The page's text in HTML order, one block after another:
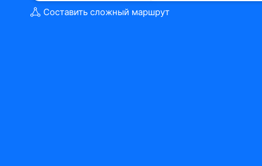
Составить сложный маршрут